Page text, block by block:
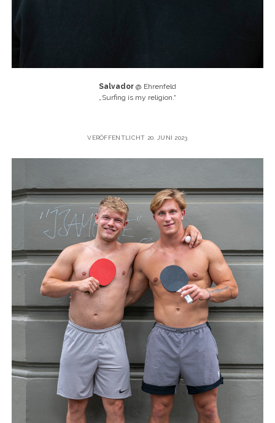
Salvador @ Ehrenfeld
„Surfing is my religion.“
VERÖFFENTLICHT 20. JUNI 2023